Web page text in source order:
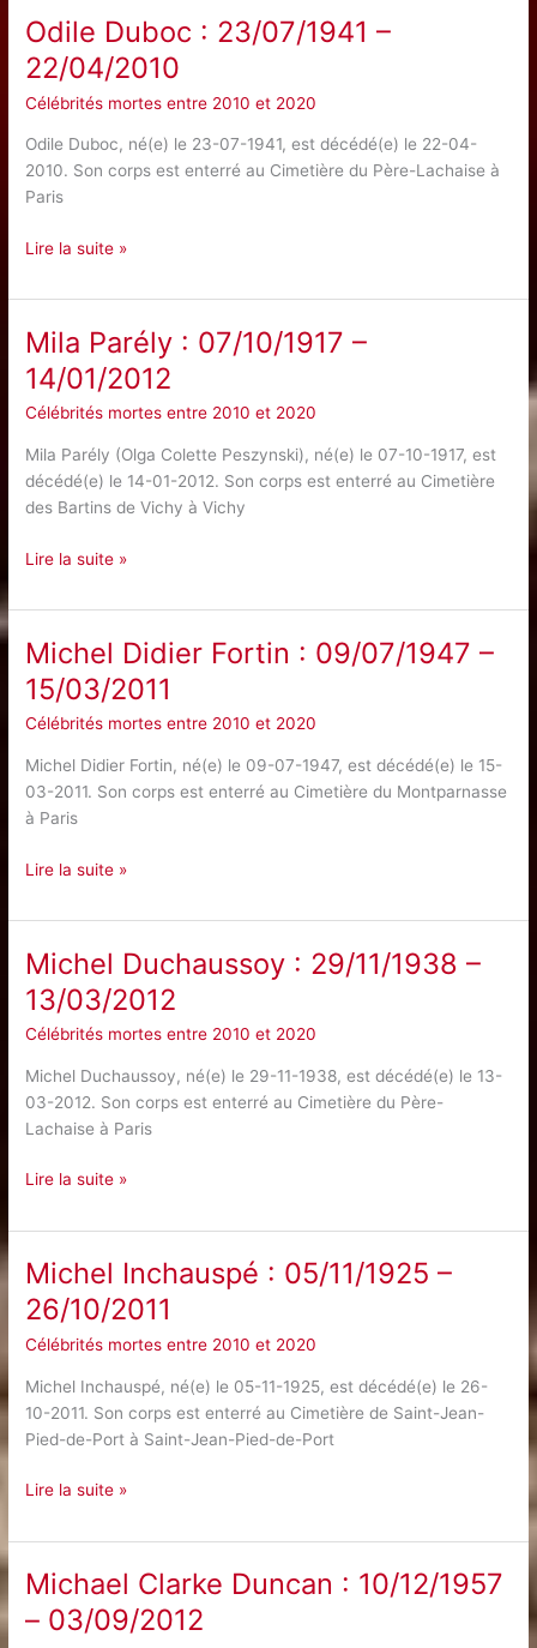
–
30/06/2012
Odile Duboc : 23/07/1941 –
22/04/2010
Célébrités mortes entre 2010 et 2020
Odile Duboc, né(e) le 23-07-1941, est décédé(e) le 22-04-
2010. Son corps est enterré au Cimetière du Père-Lachaise à
Paris
Odile
:
–
22/04/2010
Lire la suite »
Mila Parély : 07/10/1917 –
14/01/2012
Célébrités mortes entre 2010 et 2020
Mila Parély (Olga Colette Peszynski), né(e) le 07-10-1917, est
décédé(e) le 14-01-2012. Son corps est enterré au Cimetière
des Bartins de Vichy à Vichy
Mila
:
–
14/01/2012
Lire la suite »
Michel Didier Fortin : 09/07/1947 –
15/03/2011
Célébrités mortes entre 2010 et 2020
Michel Didier Fortin, né(e) le 09-07-1947, est décédé(e) le 15-
03-2011. Son corps est enterré au Cimetière du Montparnasse
à Paris
Michel
Fortin
09/07/1947
–
15/03/2011
Lire la suite »
Michel Duchaussoy : 29/11/1938 –
13/03/2012
Célébrités mortes entre 2010 et 2020
Michel Duchaussoy, né(e) le 29-11-1938, est décédé(e) le 13-
03-2012. Son corps est enterré au Cimetière du Père-
Lachaise à Paris
Michel
:
29/11/1938
–
13/03/2012
Lire la suite »
Michel Inchauspé : 05/11/1925 –
26/10/2011
Célébrités mortes entre 2010 et 2020
Michel Inchauspé, né(e) le 05-11-1925, est décédé(e) le 26-
10-2011. Son corps est enterré au Cimetière de Saint-Jean-
Pied-de-Port à Saint-Jean-Pied-de-Port
Michel
:
05/11/1925
–
26/10/2011
Lire la suite »
Michael Clarke Duncan : 10/12/1957
– 03/09/2012